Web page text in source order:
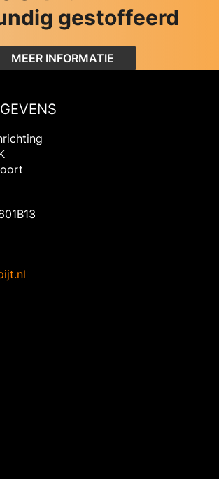
gestoffeerd
MEER INFORMATIE